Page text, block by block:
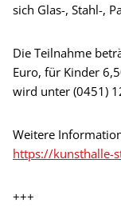
sich Glas-, Stahl-,
Die Teilnahme
Euro, für Kinder
wird unter (0451)
Weitere
https://kunsthalle-
+++